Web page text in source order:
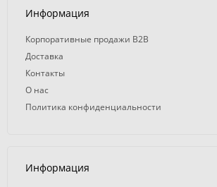
Информация
Корпоративные продажи B2B
Доставка
Контакты
О нас
Политика конфиденциальности
Информация